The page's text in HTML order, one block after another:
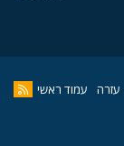
עזרה עמוד ראשי